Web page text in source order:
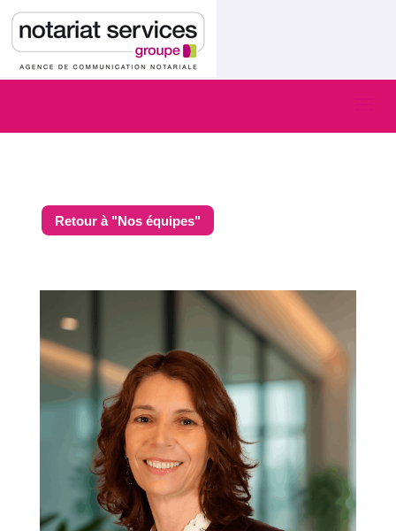
Retour à "Nos équipes"